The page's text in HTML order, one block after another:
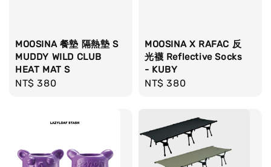
MOOSINA 餐墊 隔熱墊 S
MUDDY WILD CLUB
HEAT MAT S
Regular
NT$ 380
MOOSINA X RAFAC 反
光襪 Reflective Socks
- KUBY
Regular
NT$ 380